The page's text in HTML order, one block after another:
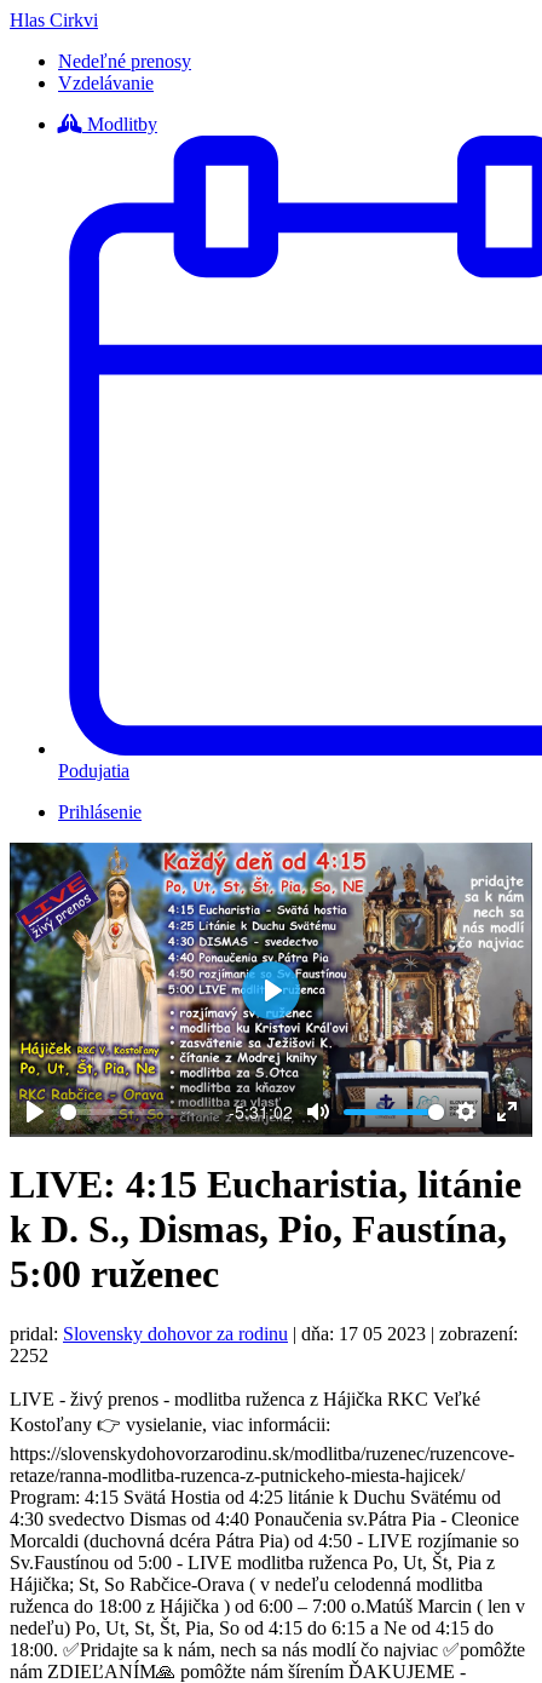
Hlas Cirkvi
Nedeľné prenosy
Vzdelávanie
Modlitby
Podujatia
Prihlásenie
Play
-5:31:02
Mute Settings
Play
LIVE: 4:15 Eucharistia, litánie
k D. S., Dismas, Pio, Faustína,
5:00 ruženec
pridal: Slovensky dohovor za rodinu | dňa: 17 05 2023 | zobrazení:
2252
LIVE - živý prenos - modlitba ruženca z Hájička RKC Veľké
Kostoľany 👉 vysielanie, viac informácii:
https://slovenskydohovorzarodinu.sk/modlitba/ruzenec/ruzencove-
retaze/ranna-modlitba-ruzenca-z-putnickeho-miesta-hajicek/
Program: 4:15 Svätá Hostia od 4:25 litánie k Duchu Svätému od
4:30 svedectvo Dismas od 4:40 Ponaučenia sv.Pátra Pia - Cleonice
Morcaldi (duchovná dcéra Pátra Pia) od 4:50 - LIVE rozjímanie so
Sv.Faustínou od 5:00 - LIVE modlitba ruženca Po, Ut, Št, Pia z
Hájička; St, So Rabčice-Orava ( v nedeľu celodenná modlitba
ruženca do 18:00 z Hájička ) od 6:00 – 7:00 o.Matúš Marcin ( len v
nedeľu) Po, Ut, St, Št, Pia, So od 4:15 do 6:15 a Ne od 4:15 do
18:00. ✅Pridajte sa k nám, nech sa nás modlí čo najviac ✅pomôžte
nám ZDIEĽANÍM🙏 pomôžte nám šírením ĎAKUJEME -